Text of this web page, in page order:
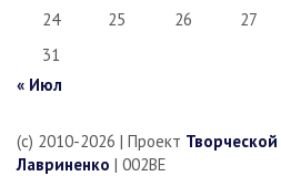
24
25 26 27
31
« Июл
(c) 2010-2026 | Проект
Лавриненко | 002BE